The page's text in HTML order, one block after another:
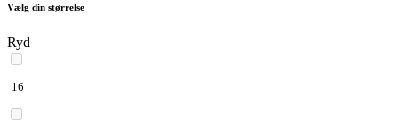
Vælg din størrelse
Ryd
16